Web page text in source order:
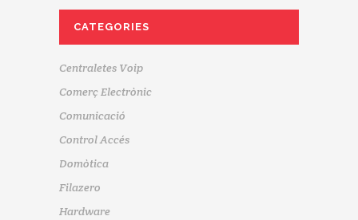
CATEGORIES
Centraletes Voip
Comerç Electrònic
Comunicació
Control Accés
Domòtica
Filazero
Hardware